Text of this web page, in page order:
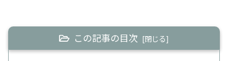
この記事の目次